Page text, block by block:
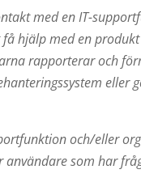
med en IT-
hjälp med en
rapporterar och
och/eller
användare som har